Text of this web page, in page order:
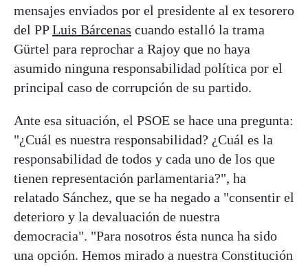
mensajes enviados por el presidente al ex tesorero
del PPLuis Bárcenas cuando estalló la trama
Gürtel para reprochar a Rajoy que no haya
asumido ninguna responsabilidad política por el
principal caso de corrupción de su partido.
Ante esa situación, el PSOE se hace una pregunta:
"¿Cuál es nuestra responsabilidad? ¿Cuál es la
responsabilidad de todos y cada uno de los que
tienen representación parlamentaria?", ha
relatado Sánchez, que se ha negado a "consentir el
deterioro y la devaluación de nuestra
democracia". "Para nosotros ésta nunca ha sido
una opción. Hemos mirado a nuestra Constitución